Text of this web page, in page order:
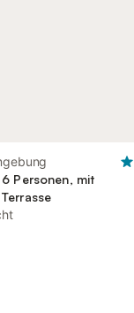
Personen, mit